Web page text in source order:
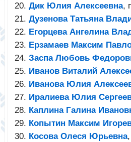
Дик Юлия Алексеевна,
Дузенова Татьяна
Егорцева Ангелина
Ерзамаев Максим
Заспа Любовь
Иванов Виталий
Иванова Юлия
Иралиева Юлия
Каплина Галина
Копытин Максим
Косова Олеся Юрьевна